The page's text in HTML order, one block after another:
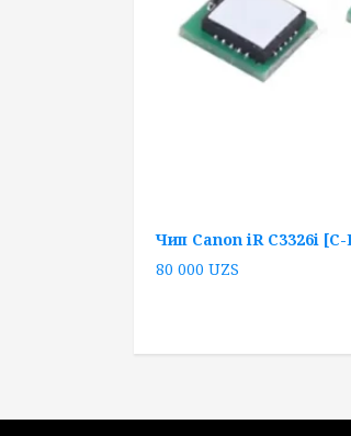
Чип Canon iR C3326i
80 000 UZS